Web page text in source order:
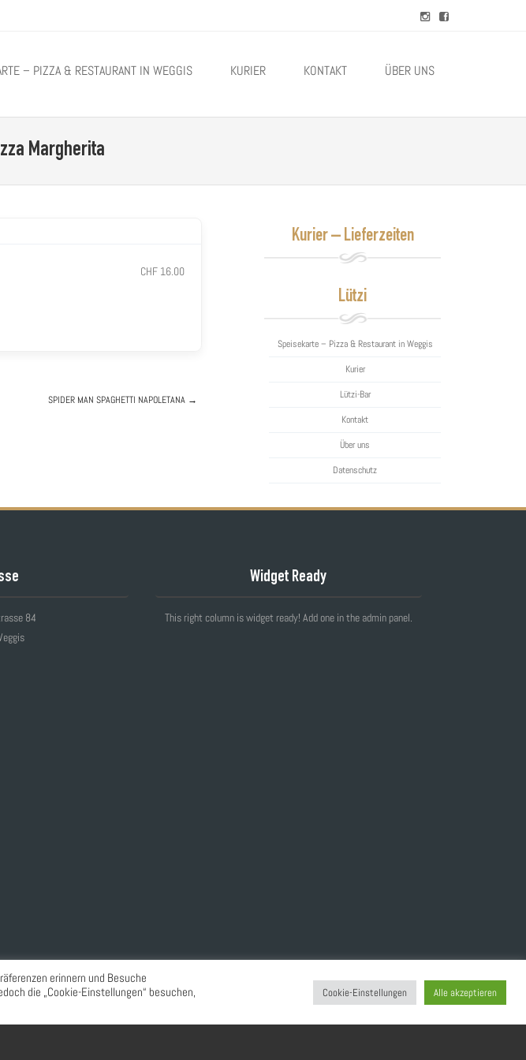
– PIZZA & RESTAURANT IN WEGGIS KURIER KONTAKT ÜBER UNS
Margherita
CHF 16.00
SPIDER MANSPAGHETTI NAPOLETANA →
Kurier – Lieferzeiten
Lützi
Speisekarte – Pizza & Restaurant in Weggis
Kurier
Lützi-Bar
Kontakt
Über uns
Datenschutz
84
Widget Ready
This right column is widget ready! Add one in the admin panel.
rights reserved
erinnern und Besuche
die „Cookie-Einstellungen“ besuchen,
Cookie-Einstellungen Alle akzeptieren